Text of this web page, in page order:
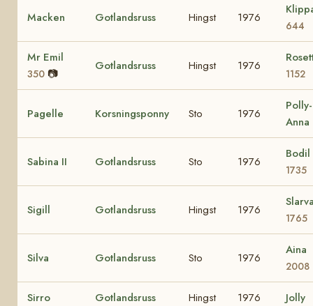
Macken Gotlandsruss Hingst 1976
644
Mr Emil
350 📷
Gotlandsruss Hingst 1976
1152
Pagelle Korsningsponny Sto 1976
Polly-
Anna
Sabina II Gotlandsruss Sto 1976
Bodil
1735
Sigill Gotlandsruss Hingst 1976
1765
Silva Gotlandsruss Sto 1976
Aina
2008
Sirro Gotlandsruss Hingst 1976 Jolly